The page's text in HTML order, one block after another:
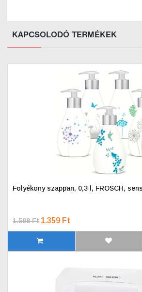
KAPCSOLODÓ TERMÉKEK
Folyékony szappan, 0,3 l, FROSCH,
1.598 Ft 1.359 Ft